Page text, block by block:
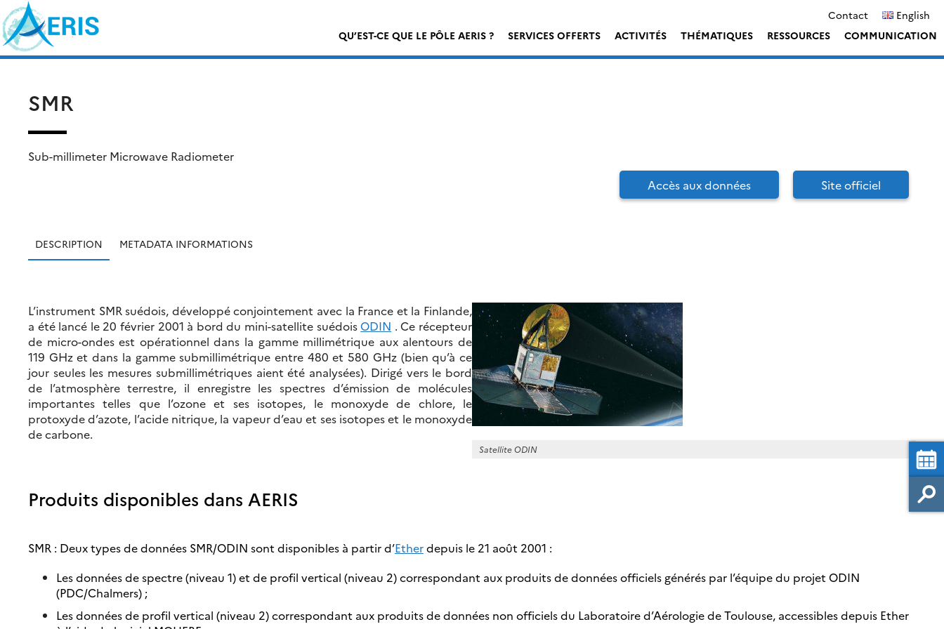
Skip
to
content
Contact
English
QU’EST-CE QUE LE PÔLE AERIS ?
SERVICES OFFERTS ACTIVITÉS THÉMATIQUES RESSOURCES COMMUNICATION
SMR
Sub-millimeter Microwave Radiometer
Accès aux données
Site officiel
DESCRIPTION METADATA INFORMATIONS
L’instrument SMR suédois, développé conjointement avec la France et la Finlande,
a été lancé le 20 février 2001 à bord du mini-satellite suédois ODIN . Ce récepteur
de micro-ondes est opérationnel dans la gamme millimétrique aux alentours de
119 GHz et dans la gamme submillimétrique entre 480 et 580 GHz (bien qu’à ce
jour seules les mesures submillimétriques aient été analysées). Dirigé vers le bord
de l’atmosphère terrestre, il enregistre les spectres d’émission de molécules
importantes telles que l’ozone et ses isotopes, le monoxyde de chlore, le
protoxyde d’azote, l’acide nitrique, la vapeur d’eau et ses isotopes et le monoxyde
de carbone.
Satellite ODIN
Produits disponibles dans AERIS
SMR : Deux types de données SMR/ODIN sont disponibles à partir d’Etherdepuis le 21 août 2001 :
Les données de spectre (niveau 1) et de profil vertical (niveau 2) correspondant aux produits de données officiels générés par l’équipe du projet ODIN
(PDC/Chalmers) ;
Les données de profil vertical (niveau 2) correspondant aux produits de données non officiels du Laboratoire d’Aérologie de Toulouse, accessibles depuis Ether